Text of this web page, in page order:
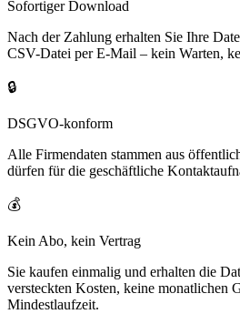
Sofortiger Download
Nach der Zahlung erhalten Sie Ihre
CSV-Datei per E-Mail – kein Warten,
🔒
DSGVO-konform
Alle Firmendaten stammen aus
dürfen für die geschäftliche
💰
Kein Abo, kein Vertrag
Sie kaufen einmalig und erhalten die
versteckten Kosten, keine monatlichen
Mindestlaufzeit.